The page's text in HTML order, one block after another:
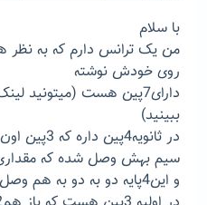
با سلام
من یک ترانس دارم که به
روی خودش نوشته
دارای7پین هست
ببینید)
در
سیم بهش وصل شده که
و این4پایه دو به دو به هم وصل هست